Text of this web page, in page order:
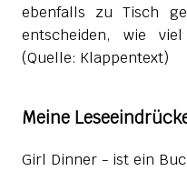
ebenfalls zu Tisch
entscheiden, wie
(Quelle: Klappentext)
Meine
Girl Dinner - ist ein